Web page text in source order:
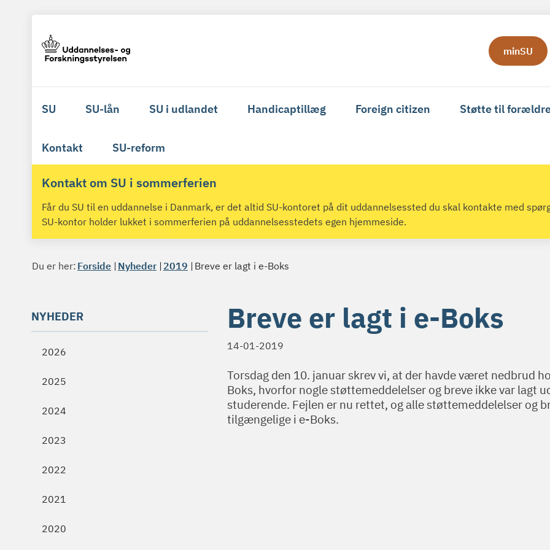
minSU
SU SU-lån SU i udlandet Handicaptillæg Foreign citizen Støtte til
Kontakt SU-reform
Kontakt om SU i sommerferien
Får du SU til en uddannelse i Danmark, er det altid SU-kontoret på dit uddannelsessted du skal kontakte med
SU-kontor holder lukket i sommerferien på uddannelsesstedets egen hjemmeside.
Du er her: Forside Nyheder 2019 Breve er lagt i e-Boks
NYHEDER
2026
2025
2024
2023
2022
2021
2020
Breve er lagt i e-Boks
14-01-2019
Torsdag den 10. januar skrev vi, at der havde været nedbrud
Boks, hvorfor nogle støttemeddelelser og breve ikke var lagt
studerende. Fejlen er nu rettet, og alle støttemeddelelser og
tilgængelige i e-Boks.